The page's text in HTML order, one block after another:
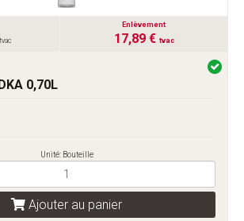
tvac
Enlèvement
17,89 € tvac
0,70L
Unité: Bouteille
Ajouter au panier